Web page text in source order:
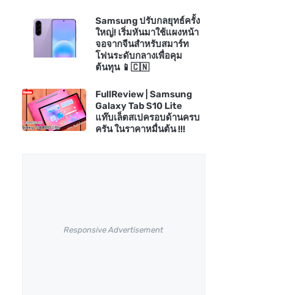
Samsung ปรับกลยุทธ์ครั้ง
ใหญ่! เริ่มหันมาใช้แผงหน้า
จอจากจีนสำหรับสมาร์ท
โฟนระดับกลางเพื่อคุม
ต้นทุน 📱🇨🇳
FullReview | Samsung
Galaxy Tab S10 Lite
แท๊บเล็ตสเปครอบด้านครบ
ครัน ในราคาหมื่นต้น !!!
Responsive Advertisement